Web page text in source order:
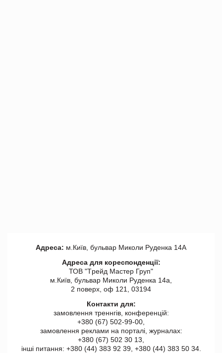
Адреса: м.Київ, бульвар Миколи Руденка 14А
Адреса для кореспонденції:
ТОВ "Tрейд Мастер Груп"
м.Київ, бульвар Миколи Руденка 14а,
2 поверх, оф 121, 03194
Контакти для:
замовлення треннгів, конференцій:
+380 (67) 502-99-00,
замовлення реклами на порталі, журналах:
+380 (67) 502 30 13,
інші питання: +380 (44) 383 92 39, +380 (44) 383 50 34.